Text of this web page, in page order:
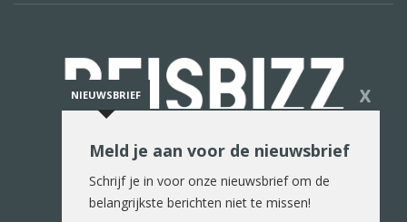
De reiswereld in woord en beeld
NIEUWSBRIEF X
Meld je aan voor de nieuwsbrief
Schrijf je in voor onze nieuwsbrief om de
belangrijkste berichten niet te missen!